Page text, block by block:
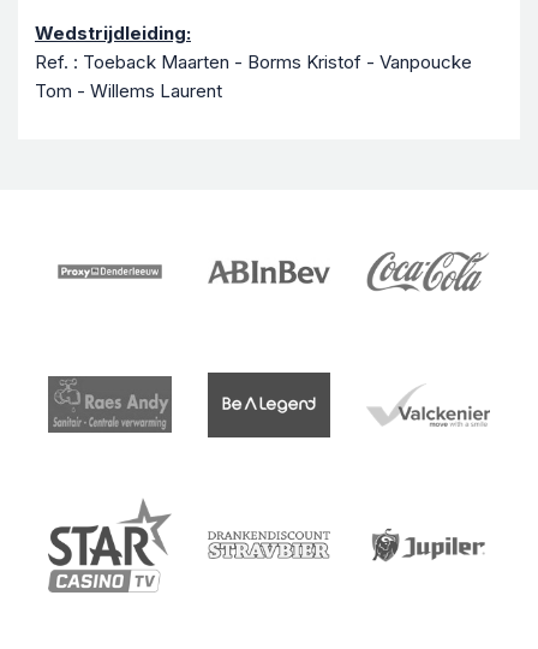
Wedstrijdleiding:
Ref. : Toeback Maarten - Borms Kristof - Vanpoucke
Tom - Willems Laurent